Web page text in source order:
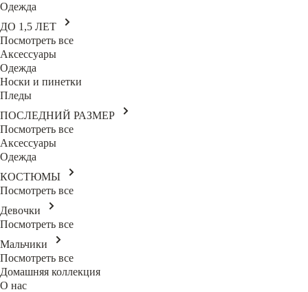
Одежда
ДО 1,5 ЛЕТ
Посмотреть все
Аксессуары
Одежда
Носки и пинетки
Пледы
ПОСЛЕДНИЙ РАЗМЕР
Посмотреть все
Аксессуары
Одежда
КОСТЮМЫ
Посмотреть все
Девочки
Посмотреть все
Мальчики
Посмотреть все
Домашняя коллекция
О нас